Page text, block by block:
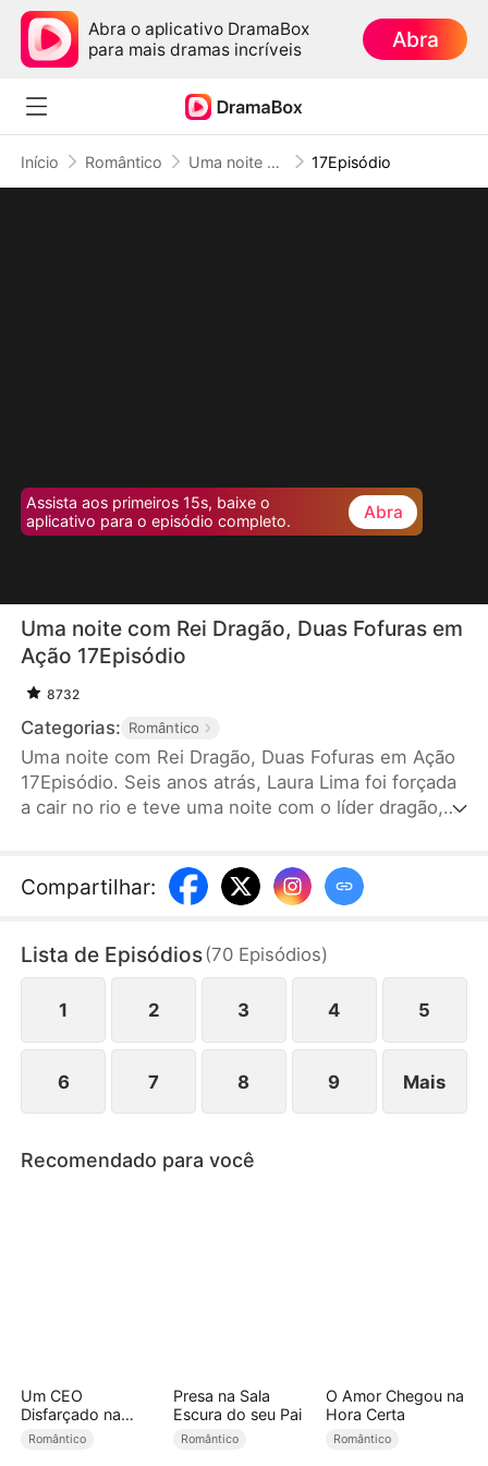
Abra o aplicativo DramaBox
para mais dramas incríveis
Abra
Início Romântico Uma noite com Rei Dragão, Duas Fofuras em Ação 17Episódio
Assista aos primeiros 15s, baixe o
aplicativo para o episódio completo.
Abra
Uma noite com Rei Dragão, Duas Fofuras em
Ação 17Episódio
8732
Categorias: Romântico
Uma noite com Rei Dragão, Duas Fofuras em Ação
17Episódio. Seis anos atrás, Laura Lima foi forçada
a cair no rio e teve uma noite com o líder dragão,
dragão. Seis anos depois, ela retorna com a filha
para buscar a verdade e curá-la, mas mal-
filhas, os dois resolvem os problemas e ficam
juntos.
Compartilhar:
Lista de Episódios(70 Episódios)
1 2 3 4 5
6 7 8 9 Mais
Recomendado para você
Um CEO
Disfarçado na
Minha Cama
Romântico
Presa na Sala
Escura do seu Pai
Romântico
O Amor Chegou na
Hora Certa
Romântico